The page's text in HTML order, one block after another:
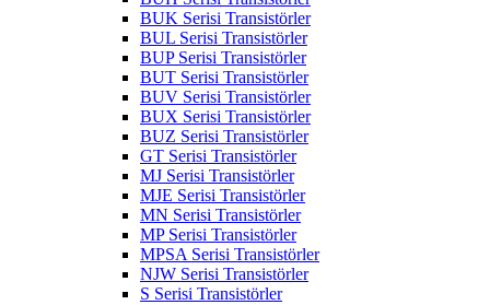
BUK Serisi Transistörler
BUL Serisi Transistörler
BUP Serisi Transistörler
BUT Serisi Transistörler
BUV Serisi Transistörler
BUX Serisi Transistörler
BUZ Serisi Transistörler
GT Serisi Transistörler
MJ Serisi Transistörler
MJE Serisi Transistörler
MN Serisi Transistörler
MP Serisi Transistörler
MPSA Serisi Transistörler
NJW Serisi Transistörler
S Serisi Transistörler